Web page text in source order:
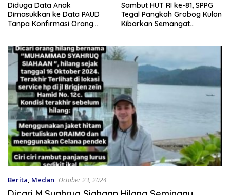
Diduga Data Anak
Dimasukkan ke Data PAUD
Tanpa Konfirmasi Orang
Sambut HUT RI ke-81, SPPG
Tegal Pangkah Grobog Kulon
Kibarkan Semangat
Berita, Medan October 23, 2024